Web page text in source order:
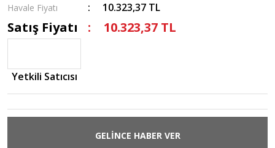
Havale Fiyatı 10.323,37 TL
Satış Fiyatı 10.323,37 TL
Yetkili Satıcısı
GELİNCE HABER VER